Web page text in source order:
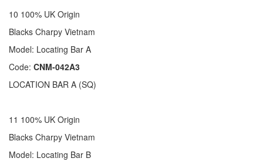
10 100% UK Origin
Blacks Charpy Vietnam
Model: Locating Bar A
Code: CNM-042A3
LOCATION BAR A (SQ)
11 100% UK Origin
Blacks Charpy Vietnam
Model: Locating Bar B